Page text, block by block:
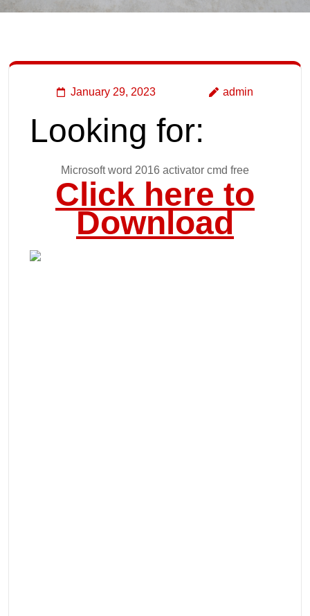
January 29, 2023 admin
Looking for:
Microsoft word 2016 activator cmd free
Click here to
Download